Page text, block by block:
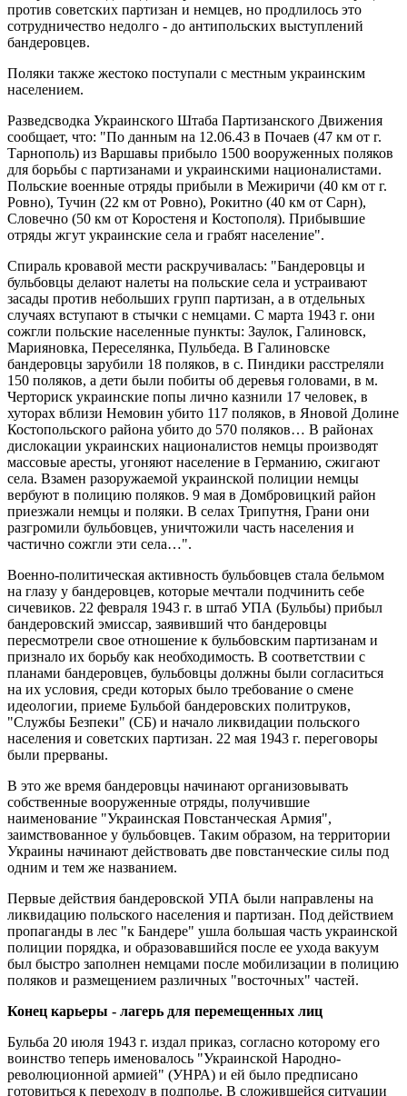
против советских партизан и немцев, но продлилось это
сотрудничество недолго - до антипольских выступлений
бандеровцев.
Поляки также жестоко поступали с местным украинским
населением.
Разведсводка Украинского Штаба Партизанского Движения
сообщает, что: "По данным на 12.06.43 в Почаев (47 км от г.
Тарнополь) из Варшавы прибыло 1500 вооруженных поляков
для борьбы с партизанами и украинскими националистами.
Польские военные отряды прибыли в Межиричи (40 км от г.
Ровно), Тучин (22 км от Ровно), Рокитно (40 км от Сарн),
Словечно (50 км от Коростеня и Костополя). Прибывшие
отряды жгут украинские села и грабят население".
Спираль кровавой мести раскручивалась: "Бандеровцы и
бульбовцы делают налеты на польские села и устраивают
засады против небольших групп партизан, а в отдельных
случаях вступают в стычки с немцами. С марта 1943 г. они
сожгли польские населенные пункты: Заулок, Галиновск,
Марияновка, Переселянка, Пульбеда. В Галиновске
бандеровцы зарубили 18 поляков, в с. Пиндики расстреляли
150 поляков, а дети были побиты об деревья головами, в м.
Черториск украинские попы лично казнили 17 человек, в
хуторах вблизи Немовин убито 117 поляков, в Яновой Долине
Костопольского района убито до 570 поляков… В районах
дислокации украинских националистов немцы производят
массовые аресты, угоняют население в Германию, сжигают
села. Взамен разоружаемой украинской полиции немцы
вербуют в полицию поляков. 9 мая в Домбровицкий район
приезжали немцы и поляки. В селах Трипутня, Грани они
разгромили бульбовцев, уничтожили часть населения и
частично сожгли эти села…".
Военно-политическая активность бульбовцев стала бельмом
на глазу у бандеровцев, которые мечтали подчинить себе
сичевиков. 22 февраля 1943 г. в штаб УПА (Бульбы) прибыл
бандеровский эмиссар, заявивший что бандеровцы
пересмотрели свое отношение к бульбовским партизанам и
признало их борьбу как необходимость. В соответствии с
планами бандеровцев, бульбовцы должны были согласиться
на их условия, среди которых было требование о смене
идеологии, приеме Бульбой бандеровских политруков,
"Службы Безпеки" (СБ) и начало ликвидации польского
населения и советских партизан. 22 мая 1943 г. переговоры
были прерваны.
В это же время бандеровцы начинают организовывать
собственные вооруженные отряды, получившие
наименование "Украинская Повстанческая Армия",
заимствованное у бульбовцев. Таким образом, на территории
Украины начинают действовать две повстанческие силы под
одним и тем же названием.
Первые действия бандеровской УПА были направлены на
ликвидацию польского населения и партизан. Под действием
пропаганды в лес "к Бандере" ушла большая часть украинской
полиции порядка, и образовавшийся после ее ухода вакуум
был быстро заполнен немцами после мобилизации в полицию
поляков и размещением различных "восточных" частей.
Конец карьеры - лагерь для перемещенных лиц
Бульба 20 июля 1943 г. издал приказ, согласно которому его
воинство теперь именовалось "Украинской Народно-
революционной армией" (УНРА) и ей было предписано
готовиться к переходу в подполье. В сложившейся ситуации